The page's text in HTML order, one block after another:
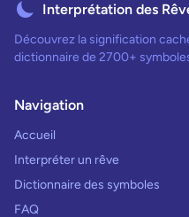
Interprétation des
Découvrez la signification
dictionnaire de 2700+
Navigation
Accueil
Interpréter un rêve
Dictionnaire des symboles
FAQ